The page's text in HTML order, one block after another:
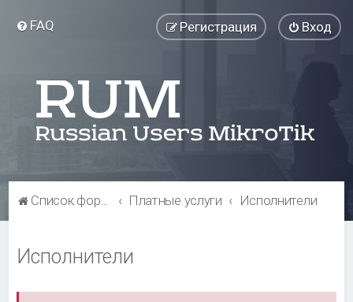
FAQ Вход
Регистрация
Список форумов Платные услуги Исполнители
Исполнители